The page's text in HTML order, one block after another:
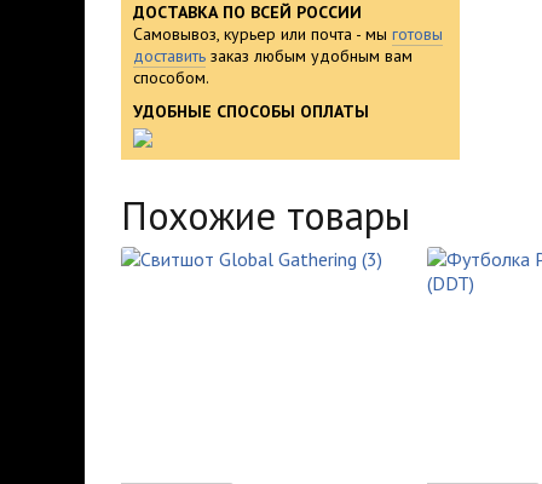
ДОСТАВКА ПО ВСЕЙ РОССИИ
Самовывоз, курьер или почта - мы готовы
доставить заказ любым удобным вам
способом.
УДОБНЫЕ СПОСОБЫ ОПЛАТЫ
Похожие товары